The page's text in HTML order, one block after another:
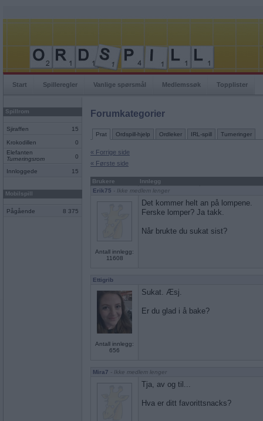
Start Spilleregler Vanlige spørsmål Medlemssøk Topplister
Spillrom
Sjiraffen 15
Krokodillen
0
Elefanten
Turneringsrom
0
Innloggede 15
Mobilspill
Pågående 8 375
Forumkategorier
Prat Ordspill-hjelp Ordleker IRL-spill Turneringer
« Forrige side
« Første side
Brukere
Innlegg
Erik75 - Ikke medlem lenger
Antall innlegg:
11608
Det kommer helt an på lompene.
Ferske lomper? Ja takk.
Når brukte du sukat sist?
Ettigrib
Antall innlegg:
656
Sukat. Æsj.
Er du glad i å bake?
Mira7 - Ikke medlem lenger
Tja, av og til...
Hva er ditt favorittsnacks?